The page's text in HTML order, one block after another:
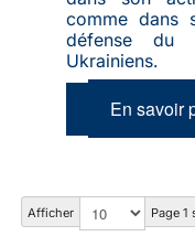
comme dans
défense du
Ukrainiens.
En savoir
Afficher Page 1